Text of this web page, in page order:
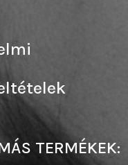
TERMÉKEK: